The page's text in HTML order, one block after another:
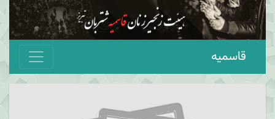
قاسمیه